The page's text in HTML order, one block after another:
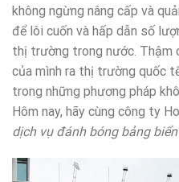
không ngừng nâng cấp và
để lôi cuốn và hấp dẫn số
thị trường trong nước. Thậm
của mình ra thị trường quốc
trong những phương pháp
Hôm nay, hãy cùng công ty
dịch vụ đánh bóng bảng